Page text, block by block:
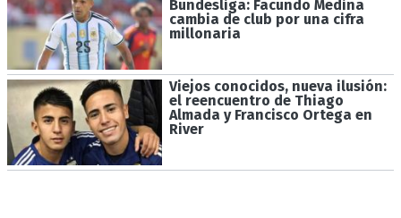
Bundesliga: Facundo Medina
cambia de club por una cifra
millonaria
Viejos conocidos, nueva ilusión:
el reencuentro de Thiago
Almada y Francisco Ortega en
River